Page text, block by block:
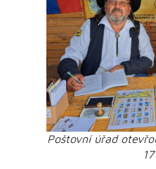
Poštovní úřad